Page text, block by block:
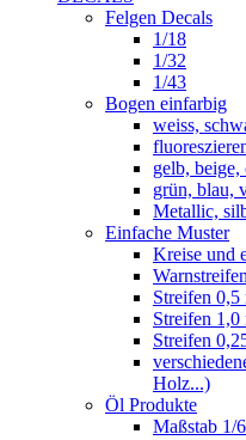
Felgen Decals
1/18
1/32
1/43
Bogen einfarbig
weiss,
gelb, beige,
grün, blau,
Metallic,
Einfache Muster
Kreise und
Warnstreifen
Streifen 0,5
Streifen 1,0
Streifen
Holz...)
Öl Produkte
Maßstab 1/